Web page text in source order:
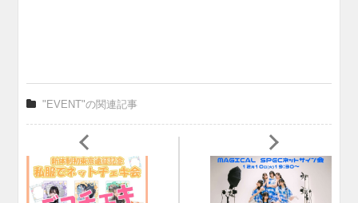
"EVENT"の関連記事